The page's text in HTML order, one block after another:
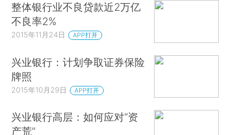
整体银行业不良贷款近2万亿
不良率2%
2015年11月24日 APP打开
兴业银行：计划争取证券保险
牌照
2015年10月29日 APP打开
兴业银行高层：如何应对“资
产荒”